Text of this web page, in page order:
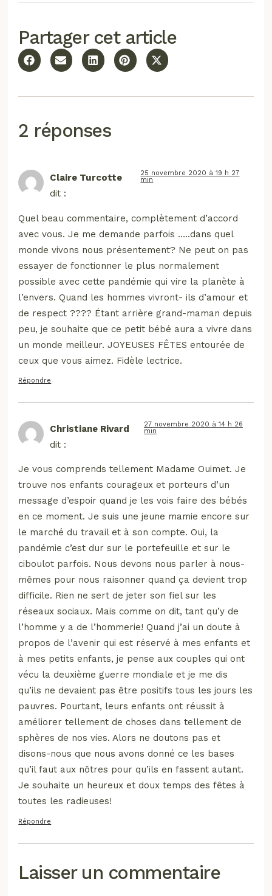
Partager cet article
2 réponses
Claire Turcotte
dit :
25 novembre 2020 à 19 h 27
min
Quel beau commentaire, complètement d’accord
avec vous. Je me demande parfois …..dans quel
monde vivons nous présentement? Ne peut on pas
essayer de fonctionner le plus normalement
possible avec cette pandémie qui vire la planète à
l’envers. Quand les hommes vivront- ils d’amour et
de respect ???? Étant arrière grand-maman depuis
peu, je souhaite que ce petit bébé aura a vivre dans
un monde meilleur. JOYEUSES FÊTES entourée de
ceux que vous aimez. Fidèle lectrice.
Répondre
Christiane Rivard
dit :
27 novembre 2020 à 14 h 26
min
Je vous comprends tellement Madame Ouimet. Je
trouve nos enfants courageux et porteurs d’un
message d’espoir quand je les vois faire des bébés
en ce moment. Je suis une jeune mamie encore sur
le marché du travail et à son compte. Oui, la
pandémie c’est dur sur le portefeuille et sur le
ciboulot parfois. Nous devons nous parler à nous-
mêmes pour nous raisonner quand ça devient trop
difficile. Rien ne sert de jeter son fiel sur les
réseaux sociaux. Mais comme on dit, tant qu’y de
l’homme y a de l’hommerie! Quand j’ai un doute à
propos de l’avenir qui est réservé à mes enfants et
à mes petits enfants, je pense aux couples qui ont
vécu la deuxième guerre mondiale et je me dis
qu’ils ne devaient pas être positifs tous les jours les
pauvres. Pourtant, leurs enfants ont réussit à
améliorer tellement de choses dans tellement de
sphères de nos vies. Alors ne doutons pas et
disons-nous que nous avons donné ce les bases
qu’il faut aux nôtres pour qu’ils en fassent autant.
Je souhaite un heureux et doux temps des fêtes à
toutes les radieuses!
Répondre
Laisser un commentaire